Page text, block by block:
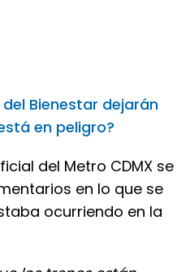
Bienestar dejarán
en peligro?
del Metro CDMX se
en lo que se
ocurriendo en la